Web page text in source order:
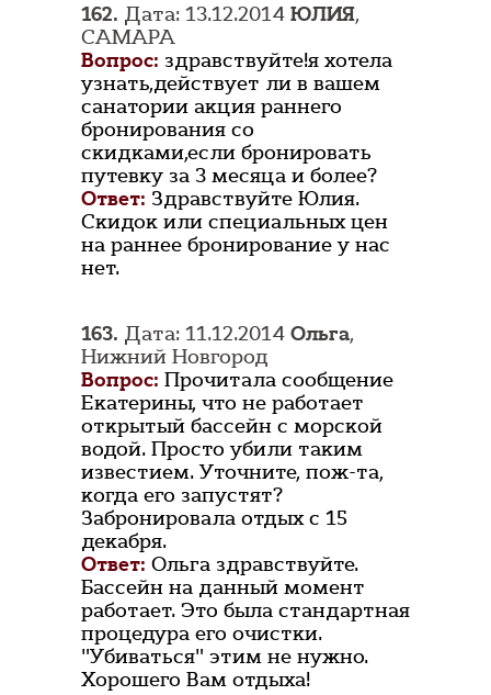
162. Дата: 13.12.2014 ЮЛИЯ,
САМАРА
Вопрос: здравствуйте!я хотела
узнать,действует ли в вашем
санатории акция раннего
бронирования со
скидками,если бронировать
путевку за 3 месяца и более?
Ответ: Здравствуйте Юлия.
Скидок или специальных цен
на раннее бронирование у нас
нет.
163. Дата: 11.12.2014 Ольга,
Нижний Новгород
Вопрос: Прочитала сообщение
Екатерины, что не работает
открытый бассейн с морской
водой. Просто убили таким
известием. Уточните, пож-та,
когда его запустят?
Забронировала отдых с 15
декабря.
Ответ: Ольга здравствуйте.
Бассейн на данный момент
работает. Это была стандартная
процедура его очистки.
"Убиваться" этим не нужно.
Хорошего Вам отдыха!